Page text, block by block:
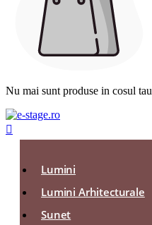
Nu mai sunt produse in cosul tau

Lumini
Lumini Arhitecturale
Sunet